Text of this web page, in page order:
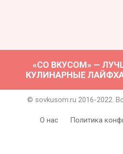
«СО ВКУСОМ» —
КУЛИНАРНЫЕ
© sovkusom.ru 2016-2022.
О нас Политика